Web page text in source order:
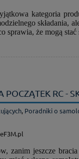
kategoria
sprawia, że mogą
RC -
, Poradniki o
zanim jeszcze